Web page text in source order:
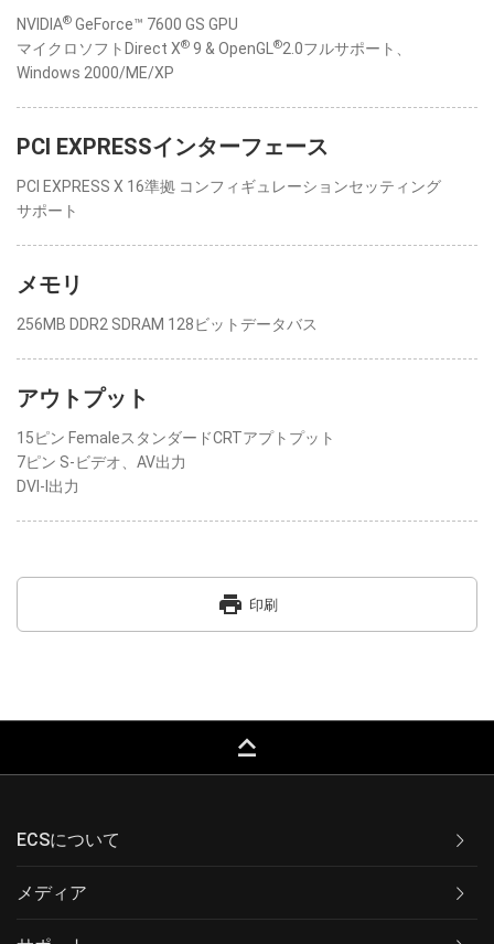
NVIDIA® GeForce™ 7600 GS GPU
マイクロソフトDirect X® 9 & OpenGL ®2.0フルサポート、
Windows 2000/ME/XP
PCI EXPRESSインターフェース
PCI EXPRESS X 16準拠 コンフィギュレーションセッティング
サポート
メモリ
256MB DDR2 SDRAM 128ビットデータバス
アウトプット
15ピン FemaleスタンダードCRTアプトプット
7ピン S-ビデオ、AV出力
DVI-I出力
print 印刷
keyboard_capslock
ECSについて
メディア